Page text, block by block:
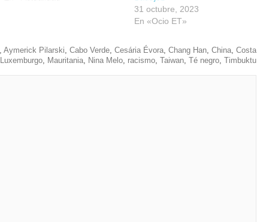
31 octubre, 2023
En «Ocio ET»
Aymerick Pilarski Cabo Verde Cesária Évora Chang Han China Costa
Luxemburgo Mauritania Nina Melo racismo Taiwan Té negro Timbuktu